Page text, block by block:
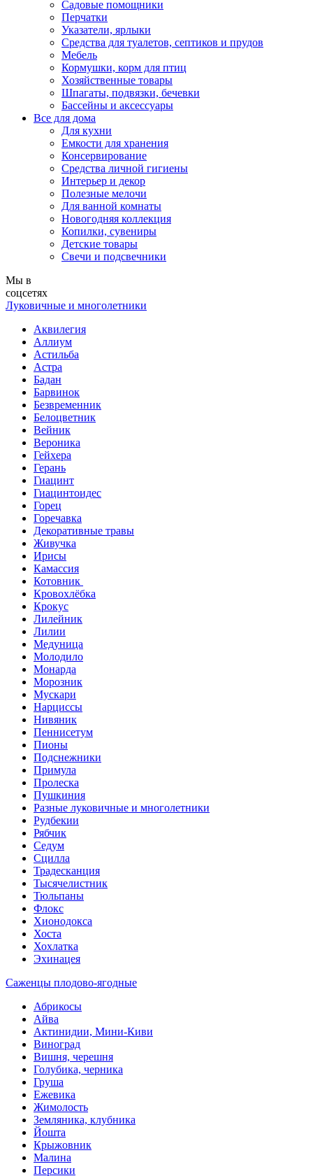
Садовые помощники
Перчатки
Указатели, ярлыки
Средства для туалетов, септиков и прудов
Мебель
Кормушки, корм для птиц
Хозяйственные товары
Шпагаты, подвязки, бечевки
Бассейны и аксессуары
Все для дома
Для кухни
Емкости для хранения
Консервирование
Средства личной гигиены
Интерьер и декор
Полезные мелочи
Для ванной комнаты
Новогодняя коллекция
Копилки, сувениры
Детские товары
Свечи и подсвечники
Мы в
соцсетях
Луковичные и многолетники
Аквилегия
Аллиум
Астильба
Астра
Бадан
Барвинок
Безвременник
Белоцветник
Вейник
Вероника
Гейхера
Герань
Гиацинт
Гиацинтоидес
Горец
Горечавка
Декоративные травы
Живучка
Ирисы
Камассия
Котовник
Кровохлёбка
Крокус
Лилейник
Лилии
Медуница
Молодило
Монарда
Морозник
Мускари
Нарциссы
Нивяник
Пеннисетум
Пионы
Подснежники
Примула
Пролеска
Пушкиния
Разные луковичные и многолетники
Рудбекии
Рябчик
Седум
Сцилла
Традесканция
Тысячелистник
Тюльпаны
Флокс
Хионодокса
Хоста
Хохлатка
Эхинацея
Саженцы плодово-ягодные
Абрикосы
Айва
Актинидии, Мини-Киви
Виноград
Вишня, черешня
Голубика, черника
Груша
Ежевика
Жимолость
Земляника, клубника
Йошта
Крыжовник
Малина
Персики